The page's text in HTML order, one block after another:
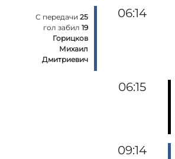
С передачи25
гол забил19
Горицков
Михаил
Дмитриевич
06:14
06:15
09:14